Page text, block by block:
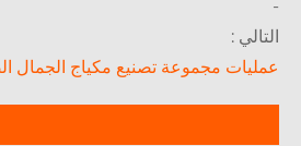
:
مجموعة تصنيع مكياج الجمال الصينية